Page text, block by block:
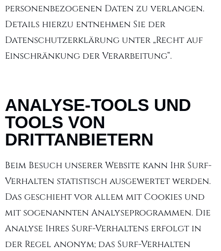
personenbezogenen Daten zu verlangen.
Details hierzu entnehmen Sie der
Datenschutzerklärung unter „Recht auf
Einschränkung der Verarbeitung“.
ANALYSE-TOOLS UND
TOOLS VON
DRITTANBIETERN
Beim Besuch unserer Website kann Ihr Surf-
Verhalten statistisch ausgewertet werden.
Das geschieht vor allem mit Cookies und
mit sogenannten Analyseprogrammen. Die
Analyse Ihres Surf-Verhaltens erfolgt in
der Regel anonym; das Surf-Verhalten